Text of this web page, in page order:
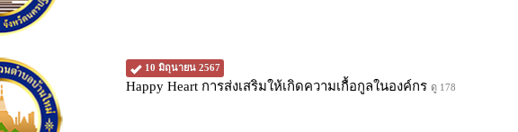
10 มิถุนายน 2567
Happy Heart การส่งเสริมให้เกิดความเกื้อกูลในองค์กร ดู 178